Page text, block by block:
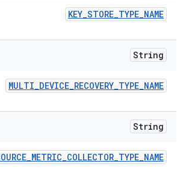
KEY_STORE_TYPE_NAME
String
MULTI_DEVICE_RECOVERY_TYPE_NAME
String
_METRIC_COLLECTOR_TYPE_NAME